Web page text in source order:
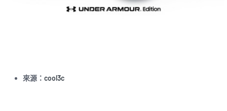
來源： cool3c